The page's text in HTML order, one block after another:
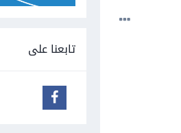
تابعنا على